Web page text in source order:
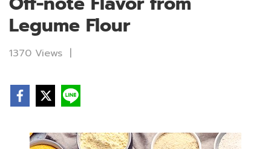
Legume Flour
1370 Views |